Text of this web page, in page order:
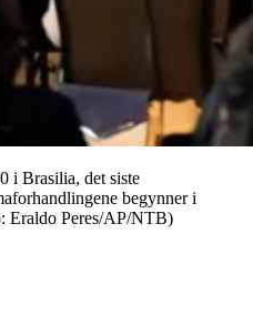
i Brasilia, det siste
begynner i
Eraldo Peres/AP/NTB)